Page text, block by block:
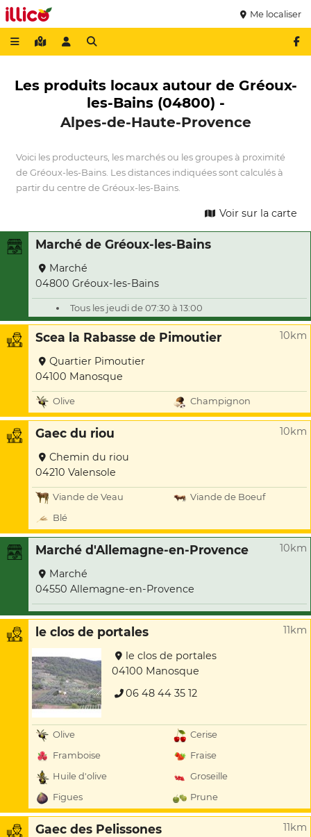
Me localiser
Les produits locaux autour de Gréoux-
les-Bains (04800) -
Alpes-de-Haute-Provence
Voici les producteurs, les marchés ou les groupes à proximité
de Gréoux-les-Bains. Les distances indiquées sont calculés à
partir du centre de Gréoux-les-Bains.
Voir sur la carte
Marché de Gréoux-les-Bains
Marché
04800 Gréoux-les-Bains
Tous les jeudi de 07:30 à 13:00
Scea la Rabasse de Pimoutier 10km
Quartier Pimoutier
04100 Manosque
Olive Champignon
Gaec du riou 10km
Chemin du riou
04210 Valensole
Viande de Veau
Viande de Boeuf
Blé
Marché d'Allemagne-en-Provence 10km
Marché
04550 Allemagne-en-Provence
le clos de portales 11km
le clos de portales
04100 Manosque
06 48 44 35 12
Olive
Cerise
Framboise
Fraise
Huile d'olive
Groseille
Figues
Prune
Gaec des Pelissones 11km